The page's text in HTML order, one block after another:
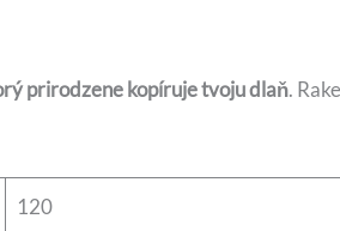
prirodzene kopíruje tvoju dlaň.
120